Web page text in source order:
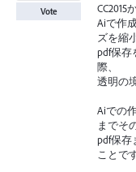
CC2015
Aiで作
ズを縮
pdf保存
際、
透明の
Aiでの
までそ
pdf保存
ことで
Vote